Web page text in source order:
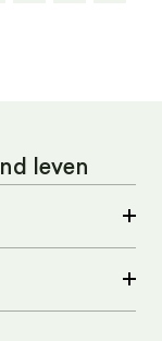
leven